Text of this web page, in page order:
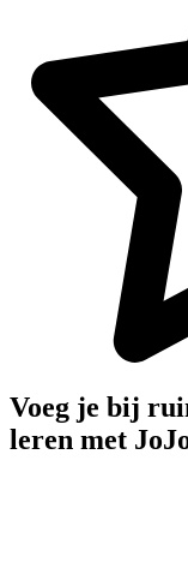
Voeg je bij
leren met